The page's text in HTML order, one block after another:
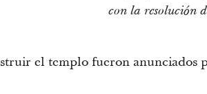
con la resolución
el templo fueron anunciados